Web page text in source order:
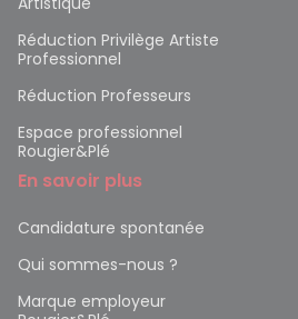
Réduction Privilège Artiste
Professionnel
Réduction Professeurs
Espace professionnel
Rougier&Plé
En savoir plus
Candidature spontanée
Qui sommes-nous ?
Marque employeur